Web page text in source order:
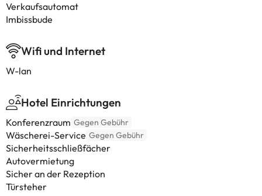
Verkaufsautomat
Imbissbude
Wifi und Internet
W-lan
Hotel Einrichtungen
Konferenzraum Gegen Gebühr
Wäscherei-Service Gegen Gebühr
Sicherheitsschließfächer
Autovermietung
Sicher an der Rezeption
Türsteher